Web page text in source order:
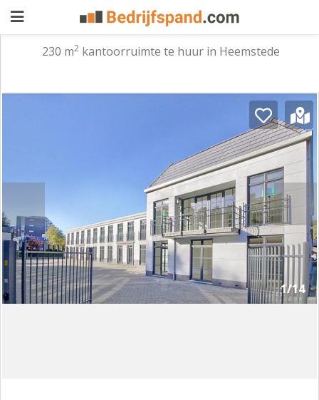
adverteren
Premium
adverteren
Blog
Registreren
Login
230 m2 kantoorruimte te huur in Heemstede
1/14